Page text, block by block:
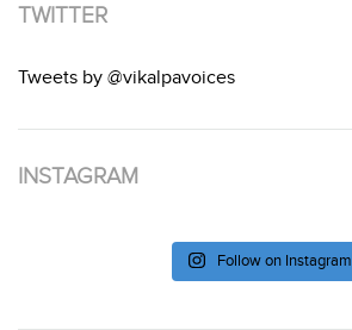
TWITTER
Tweets by @vikalpavoices
INSTAGRAM
Follow on Instagram